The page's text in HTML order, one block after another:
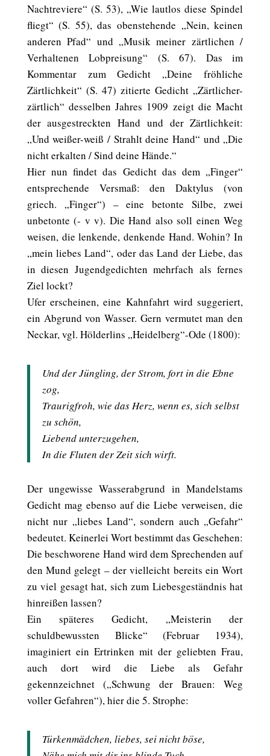
Nachtreviere“ (S. 53), „Wie lautlos diese Spindel
fliegt“ (S. 55), das obenstehende „Nein, keinen
anderen Pfad“ und „Musik meiner zärtlichen /
Verhaltenen Lobpreisung“ (S. 67). Das im
Kommentar zum Gedicht „Deine fröhliche
Zärtlichkeit“ (S. 47) zitierte Gedicht „Zärtlicher-
zärtlich“ desselben Jahres 1909 zeigt die Macht
der ausgestreckten Hand und der Zärtlichkeit:
„Und weißer-weiß / Strahlt deine Hand“ und „Die
nicht erkalten / Sind deine Hände.“
Hier nun findet das Gedicht das dem „Finger“
entsprechende Versmaß: den Daktylus (von
griech. „Finger“) – eine betonte Silbe, zwei
unbetonte (- v v). Die Hand also soll einen Weg
weisen, die lenkende, denkende Hand. Wohin? In
„mein liebes Land“, oder das Land der Liebe, das
in diesen Jugendgedichten mehrfach als fernes
Ziel lockt?
Ufer erscheinen, eine Kahnfahrt wird suggeriert,
ein Abgrund von Wasser. Gern vermutet man den
Neckar, vgl. Hölderlins „Heidelberg“-Ode (1800):
Und der Jüngling, der Strom, fort in die Ebne
zog,
Traurigfroh, wie das Herz, wenn es, sich selbst
zu schön,
Liebend unterzugehen,
In die Fluten der Zeit sich wirft.
Der ungewisse Wasserabgrund in Mandelstams
Gedicht mag ebenso auf die Liebe verweisen, die
nicht nur „liebes Land“, sondern auch „Gefahr“
bedeutet. Keinerlei Wort bestimmt das Geschehen:
Die beschworene Hand wird dem Sprechenden auf
den Mund gelegt – der vielleicht bereits ein Wort
zu viel gesagt hat, sich zum Liebesgeständnis hat
hinreißen lassen?
Ein späteres Gedicht, „Meisterin der
schuldbewussten Blicke“ (Februar 1934),
imaginiert ein Ertrinken mit der geliebten Frau,
auch dort wird die Liebe als Gefahr
gekennzeichnet („Schwung der Brauen: Weg
voller Gefahren“), hier die 5. Strophe:
Türkenmädchen, liebes, sei nicht böse,